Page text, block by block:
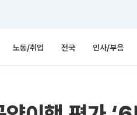
노동/취업 전국 인사/부음